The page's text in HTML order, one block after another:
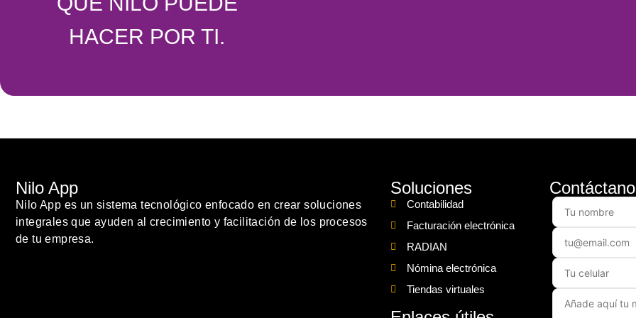
HACER POR TI.
Nilo App
Nilo App es un sistema tecnológico enfocado en crear soluciones
integrales que ayuden al crecimiento y facilitación de los procesos
de tu empresa.
Soluciones
Contabilidad
Facturación electrónica
RADIAN
Nómina electrónica
Tiendas virtuales